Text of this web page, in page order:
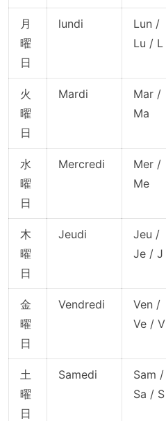
月
曜
日
lundi
Lun /
Lu / L
火
曜
日
Mardi
Mar /
Ma
水
曜
日
Mercredi
Mer /
Me
木
曜
日
Jeudi
Jeu /
Je / J
金
曜
日
Vendredi
Ven /
Ve / V
土
曜
日
Samedi
Sam /
Sa / S